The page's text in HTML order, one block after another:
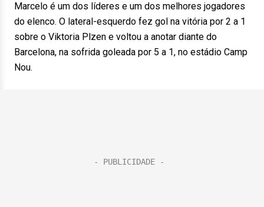
Marcelo é um dos líderes e um dos melhores jogadores
do elenco. O lateral-esquerdo fez gol na vitória por 2 a 1
sobre o Viktoria Plzen e voltou a anotar diante do
Barcelona, na sofrida goleada por 5 a 1, no estádio Camp
Nou.